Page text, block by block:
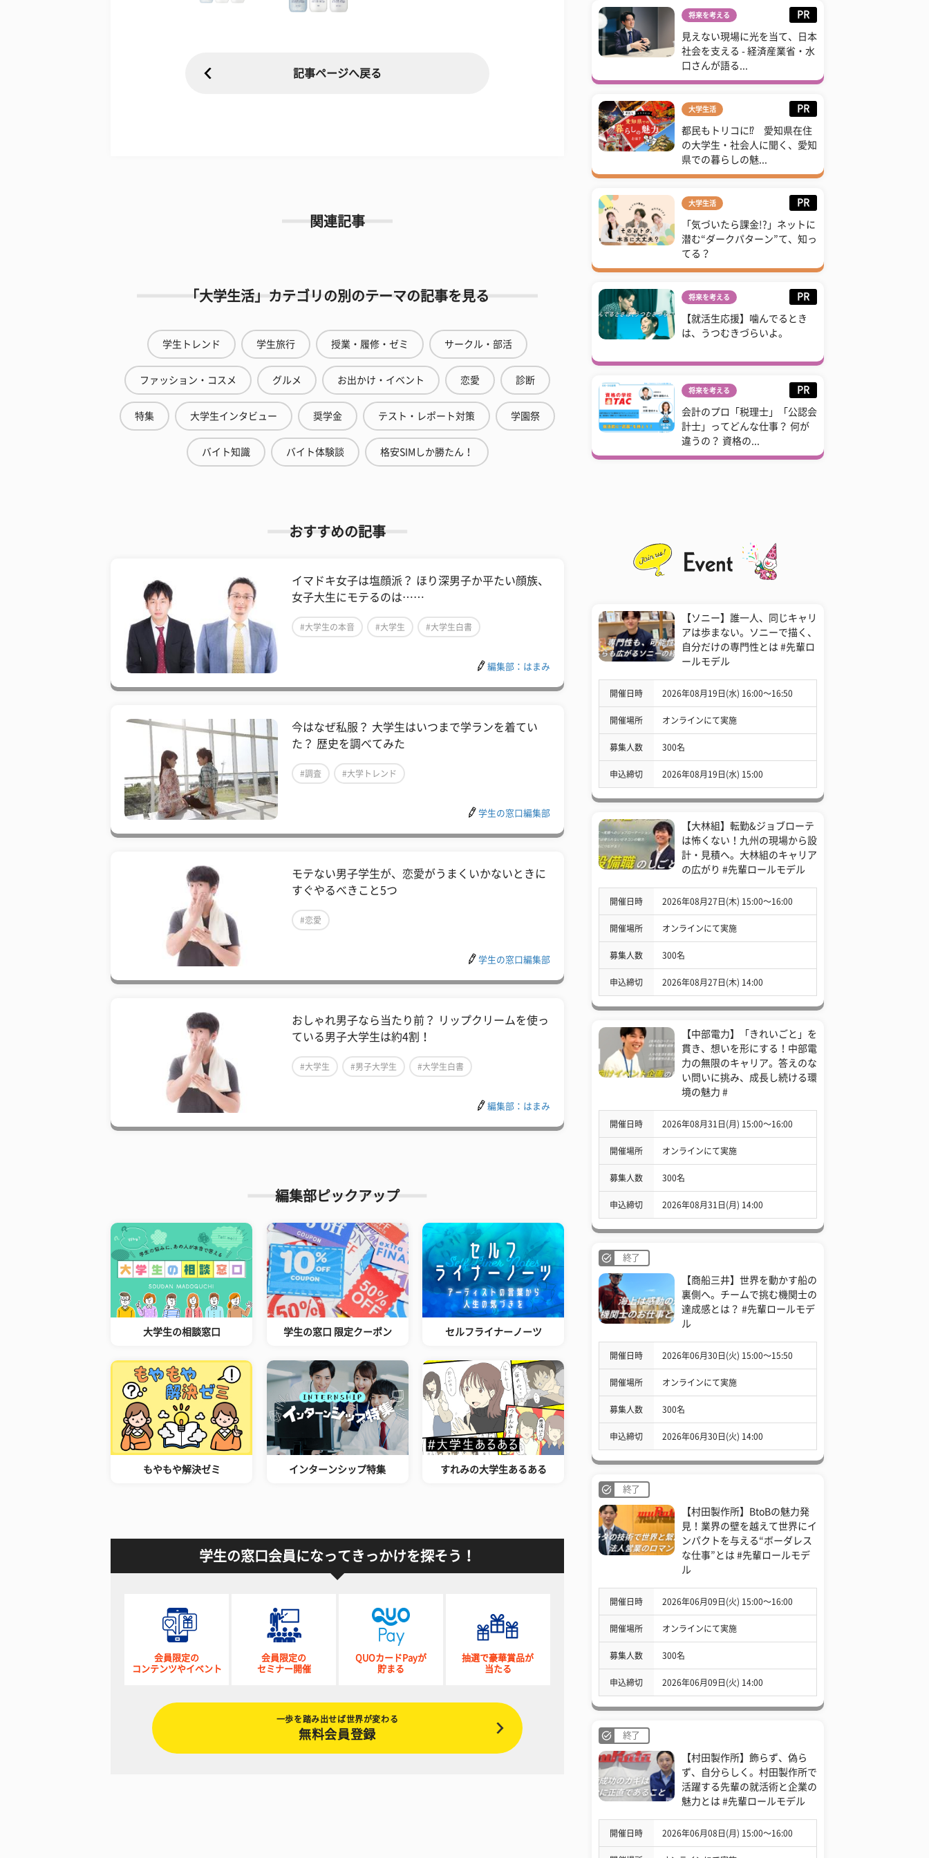
記事ページへ戻る
関連記事
「大学生活」カテゴリの別のテーマの記事を見る
学生トレンド 学生旅行 授業・履修・ゼミ サークル・部活
ファッション・コスメ グルメ お出かけ・イベント 恋愛 診断
特集 大学生インタビュー 奨学金 テスト・レポート対策 学園祭
バイト知識 バイト体験談 格安SIMしか勝たん！
おすすめの記事
イマドキ女子は塩顔派？ ほり深男子か平たい顔族、
女子大生にモテるのは……
#大学生の本音 #大学生 #大学生白書
編集部：はまみ
今はなぜ私服？ 大学生はいつまで学ランを着てい
た？ 歴史を調べてみた
#調査 #大学トレンド
学生の窓口編集部
モテない男子学生が、恋愛がうまくいかないときに
すぐやるべきこと5つ
#恋愛
学生の窓口編集部
おしゃれ男子なら当たり前？ リップクリームを使っ
ている男子大学生は約4割！
#大学生 #男子大学生 #大学生白書
編集部：はまみ
編集部ピックアップ
大学生の相談窓口 学生の窓口 限定クーポン セルフライナーノーツ
もやもや解決ゼミ インターンシップ特集 すれみの大学生あるある
学生の窓口会員になってきっかけを探そう！
会員限定の
コンテンツやイベント
会員限定の
セミナー開催
QUOカードPayが
貯まる
抽選で豪華賞品が
当たる
一歩を踏み出せば世界が変わる
無料会員登録
将来を考える PR
見えない現場に光を当て、日本
社会を支える - 経済産業省・水
口さんが語る...
大学生活 PR
都民もトリコに⁉ 愛知県在住
の大学生・社会人に聞く、愛知
県での暮らしの魅...
大学生活 PR
「気づいたら課金!?」ネットに
潜む“ダークパターン”て、知っ
てる？
将来を考える PR
【就活生応援】噛んでるとき
は、うつむきづらいよ。
将来を考える PR
会計のプロ「税理士」「公認会
計士」ってどんな仕事？ 何が
違うの？ 資格の...
【ソニー】誰一人、同じキャリ
アは歩まない。ソニーで描く、
自分だけの専門性とは #先輩ロ
ールモデル
開催日時 2026年08月19日(水) 16:00〜16:50
開催場所 オンラインにて実施
募集人数 300名
申込締切 2026年08月19日(水) 15:00
【大林組】転勤&ジョブローテ
は怖くない！九州の現場から設
計・見積へ。大林組のキャリア
の広がり #先輩ロールモデル
開催日時 2026年08月27日(木) 15:00〜16:00
開催場所 オンラインにて実施
募集人数 300名
申込締切 2026年08月27日(木) 14:00
【中部電力】「きれいごと」を
貫き、想いを形にする！中部電
力の無限のキャリア。答えのな
い問いに挑み、成長し続ける環
境の魅力 #
開催日時 2026年08月31日(月) 15:00〜16:00
開催場所 オンラインにて実施
募集人数 300名
申込締切 2026年08月31日(月) 14:00
終了
【商船三井】世界を動かす船の
裏側へ。チームで挑む機関士の
達成感とは？ #先輩ロールモデ
ル
開催日時 2026年06月30日(火) 15:00〜15:50
開催場所 オンラインにて実施
募集人数 300名
申込締切 2026年06月30日(火) 14:00
終了
【村田製作所】BtoBの魅力発
見！業界の壁を越えて世界にイ
ンパクトを与える“ボーダレス
な仕事”とは #先輩ロールモデ
ル
開催日時 2026年06月09日(火) 15:00〜16:00
開催場所 オンラインにて実施
募集人数 300名
申込締切 2026年06月09日(火) 14:00
終了
【村田製作所】飾らず、偽ら
ず、自分らしく。村田製作所で
活躍する先輩の就活術と企業の
魅力とは #先輩ロールモデル
開催日時 2026年06月08日(月) 15:00〜16:00